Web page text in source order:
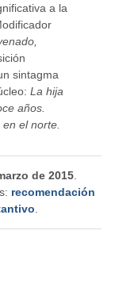
a la
sintagma
La hija
años.
el norte.
de 2015
recomendación